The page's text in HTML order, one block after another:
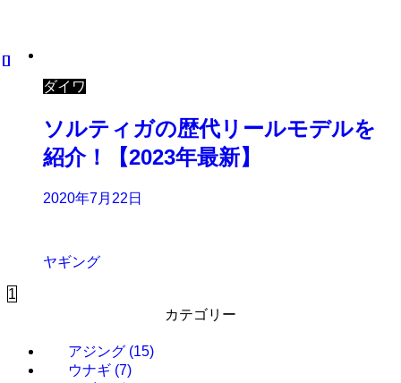
ダイワ
ソルティガの歴代リールモデルを
紹介！【2023年最新】
2020年7月22日
ヤギング
1
カテゴリー
アジング (15)
ウナギ (7)